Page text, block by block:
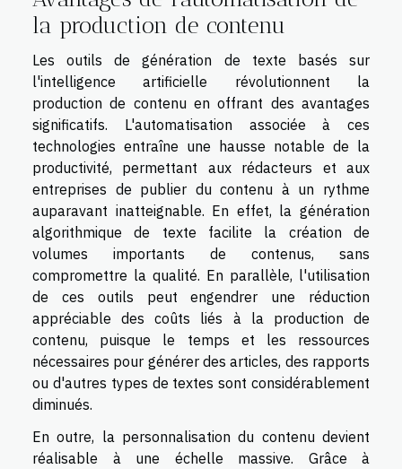
la production de contenu
Les outils de génération de texte basés sur
l'intelligence artificielle révolutionnent la
production de contenu en offrant des avantages
significatifs. L'automatisation associée à ces
technologies entraîne une hausse notable de la
productivité, permettant aux rédacteurs et aux
entreprises de publier du contenu à un rythme
auparavant inatteignable. En effet, la génération
algorithmique de texte facilite la création de
volumes importants de contenus, sans
compromettre la qualité. En parallèle, l'utilisation
de ces outils peut engendrer une réduction
appréciable des coûts liés à la production de
contenu, puisque le temps et les ressources
nécessaires pour générer des articles, des rapports
ou d'autres types de textes sont considérablement
diminués.
En outre, la personnalisation du contenu devient
réalisable à une échelle massive. Grâce à